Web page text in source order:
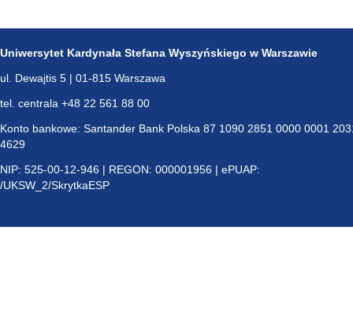
Uniwersytet Kardynała Stefana Wyszyńskiego w Warszawie
ul. Dewajtis 5 | 01-815 Warszawa
tel. centrala +48 22 561 88 00
Konto bankowe: Santander Bank Polska 87 1090 2851 0000 0001
4629
NIP: 525-00-12-946 | REGON: 000001956 | ePUAP:
/UKSW_2/SkrytkaESP